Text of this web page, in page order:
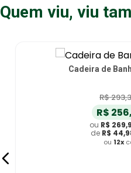
Quem viu, viu
Cadeira de
R$293,
R$ 256,
ou R$ 269,
de R$ 44,
ou 12x